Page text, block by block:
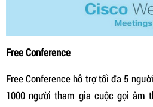
Free Conference
Free Conference hỗ trợ tối đa 5
1000 người tham gia cuộc gọi âm